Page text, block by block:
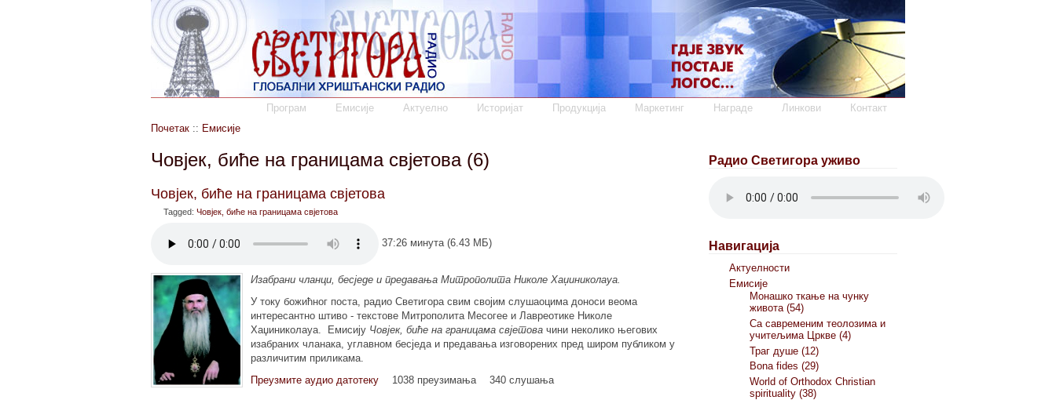
Програм Емисије Актуелно Историјат Продукција Маркетинг Награде Линкови
Контакт
Почетак :: Емисије
Човјек, биће на границама свјетова (6)
Човјек, биће на границама свјетова
Tagged: Човјек, биће на границама свјетова
37:26 минута (6.43 МБ)
Изабрани чланци, бесједе и предавања Митрополита Николе Хаџиниколауа.
У току божићног поста, радио Светигора свим својим слушаоцима доноси веома
интересантно штиво - текстове Митрополита Месогее и Лавреотике Николе
Хаџиниколауа. Емисију Човјек, биће на границама свјетова чини неколико његових
изабраних чланака, углавном бесједа и предавања изговорених пред широм публиком у
различитим приликама.
Преузмите аудио датотеку
1038 преузимања 340 слушања
Радио Светигора уживо
Навигација
Актуелности
Емисије
Монашко ткање на чунку
живота (54)
Са савременим теолозима и
учитељима Цркве (4)
Траг душе (12)
Bona fides (29)
World of Orthodox Christian
spirituality (38)